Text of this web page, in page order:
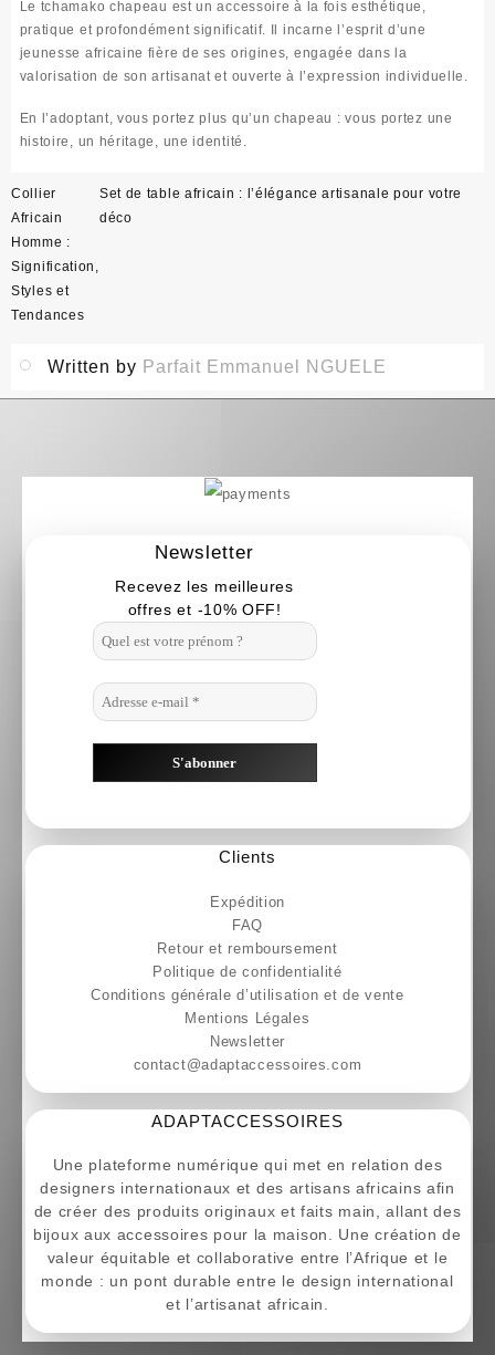
Le tchamako chapeau est un accessoire à la fois esthétique,
pratique et profondément significatif. Il incarne l’esprit d’une
jeunesse africaine fière de ses origines, engagée dans la
valorisation de son artisanat et ouverte à l’expression individuelle.
En l’adoptant, vous portez plus qu’un chapeau :vous portez une
histoire, un héritage, une identité
Navigation
de
l’article
Collier
Africain
Homme :
Signification,
Styles et
Tendances
Set de table africain : l’élégance artisanale pour votre
déco
Written by Parfait Emmanuel NGUELE
Newsletter
Recevez les meilleures
offres et -10% OFF!
Clients
Expédition
FAQ
Retour et remboursement
Politique de confidentialité
Conditions générale d’utilisation et de vente
Mentions Légales
Newsletter
contact@adaptaccessoires.com
ADAPTACCESSOIRES
Une plateforme numérique qui met en relation des
designers internationaux et des artisans africains afin
de créer des produits originaux et faits main, allant des
bijoux aux accessoires pour la maison. Une création de
valeur équitable et collaborative entre l’Afrique et le
monde : un pont durable entre le design international
et l’artisanat africain.